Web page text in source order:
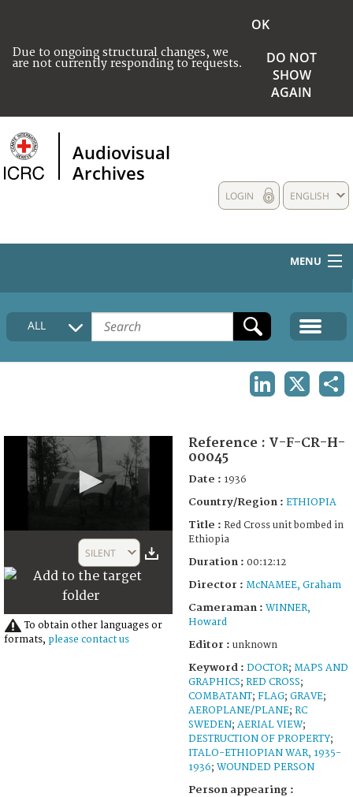
Due to ongoing structural changes, we
are not currently responding to requests.
OK
DO NOT
SHOW
AGAIN
Audiovisual
Archives
ENGLISH
LOGIN
MENU
HOME
COLLECTIONS DESCRIPTION
ALL
12
seconds
SILENT
To obtain other languages or
formats, please contact us
Reference : V-F-CR-H-
00045
Date : 1936
Country/Region : ETHIOPIA
Title : Red Cross unit bombed in
Ethiopia
Duration : 00:12:12
Director : McNAMEE, Graham
Cameraman : WINNER,
Howard
Editor : unknown
Keyword : DOCTOR; MAPS AND
GRAPHICS; RED CROSS;
COMBATANT; FLAG; GRAVE;
AEROPLANE/PLANE; RC
SWEDEN; AERIAL VIEW;
DESTRUCTION OF PROPERTY;
ITALO-ETHIOPIAN WAR, 1935-
1936; WOUNDED PERSON
Person appearing :